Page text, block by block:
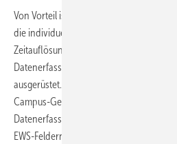
Von Vorteil ist, dass sich jede EWS
die individuellen Temperaturen und
Zeitauflösung von 30 s ausgelesen
Datenerfassung sind 24 Sonden
ausgerüstet. Ziel des Projekts ist nicht
Campus-Gebäude, sondern die
Datenerfassung zu einem Prognose-
EWS-Feldern über einen Zeitraum von 25